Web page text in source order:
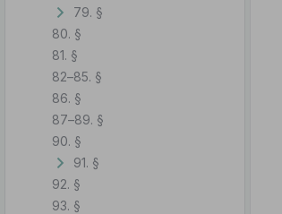
79. §
80. §
81. §
82–85. §
86. §
87–89. §
90. §
91. §
92. §
93. §